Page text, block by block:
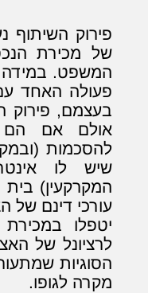
פירוק השיתוף
של מכירת
המשפט. במידה
פעולה האחד
בעצמם, פירוק
אולם אם הם
להסכמות
שיש לו
המקרקעין)
עורכי דינם של
יטפלו
לרציונל של
הסוגיות
מקרה לגופו.